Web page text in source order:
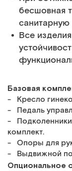
бесшовная
Все
Базовая
- Кресло
- Педаль
- Подколенники
комплект.
- Опоры для рук
- Выдвижной
Опциональное